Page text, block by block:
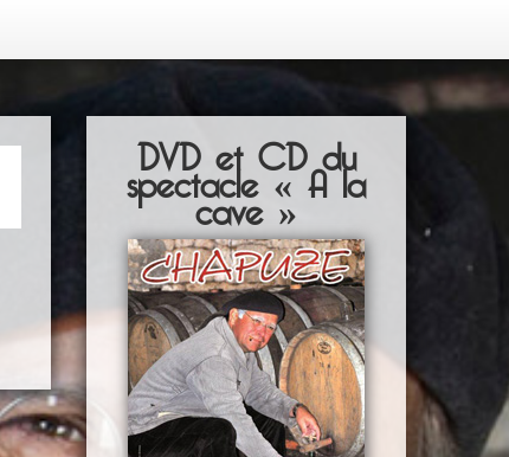
DVD et CD du
spectacle « A la
cave »